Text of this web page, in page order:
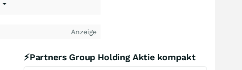
Anzeige
⚡Partners Group Holding Aktie kompakt